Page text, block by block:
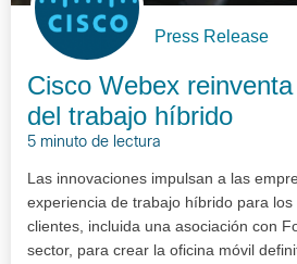
Press Release
Cisco Webex
del trabajo híbrido
5 minuto de lectura
Las innovaciones impulsan a las
experiencia de trabajo híbrido para
clientes, incluida una asociación con
sector, para crear la oficina móvil